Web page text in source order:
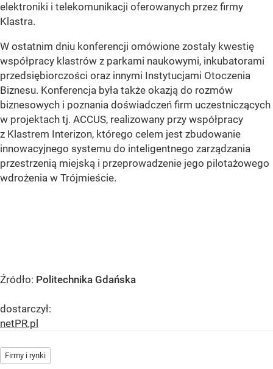
elektroniki i telekomunikacji oferowanych przez firmy
Klastra.
W ostatnim dniu konferencji omówione zostały kwestię
współpracy klastrów z parkami naukowymi, inkubatorami
przedsiębiorczości oraz innymi Instytucjami Otoczenia
Biznesu. Konferencja była także okazją do rozmów
biznesowych i poznania doświadczeń firm uczestniczących
w projektach tj. ACCUS, realizowany przy współpracy
z Klastrem Interizon, którego celem jest zbudowanie
innowacyjnego systemu do inteligentnego zarządzania
przestrzenią miejską i przeprowadzenie jego pilotażowego
wdrożenia w Trójmieście.
Źródło: Politechnika Gdańska
dostarczył:
netPR.pl
Firmy i rynki